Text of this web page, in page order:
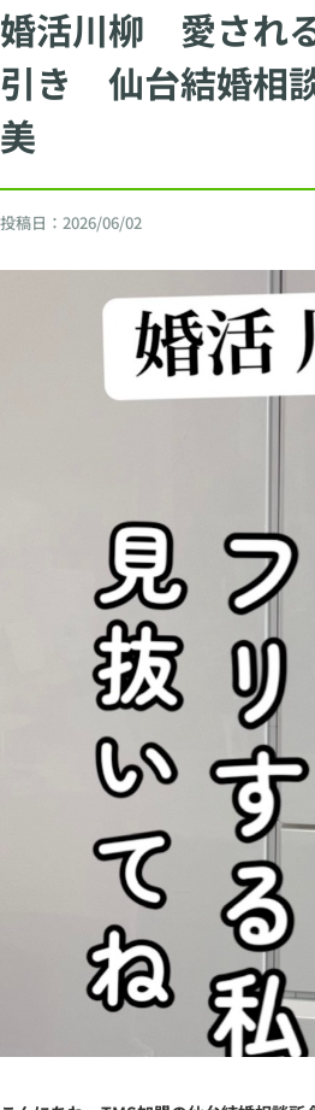
婚活川柳 愛され
引き 仙台結婚相
美
投稿日： 2026/06/02